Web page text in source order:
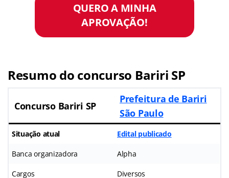
QUERO A MINHA
APROVAÇÃO!
Resumo do concurso Bariri SP
Concurso Bariri SP
Prefeitura de Bariri
São Paulo
Situação atual Edital publicado
Banca organizadora Alpha
Cargos Diversos